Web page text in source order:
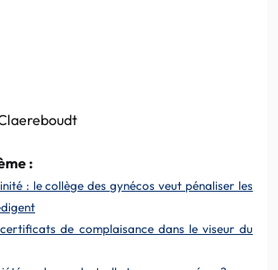
:
: le collège des gynécos veut pénaliser les
de complaisance dans le viseur du